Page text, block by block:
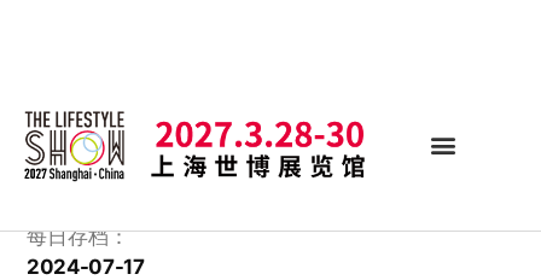
每日存档：
2024-07-17